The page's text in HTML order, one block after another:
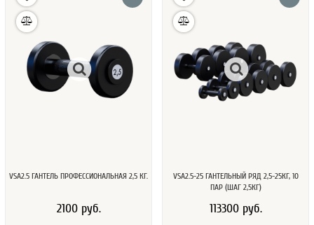
VSA2.5 ГАНТЕЛЬ ПРОФЕССИОНАЛЬНАЯ 2,5 КГ.
2100 руб.
VSA2.5-25 ГАНТЕЛЬНЫЙ РЯД 2,5-25КГ, 10
ПАР (ШАГ 2,5КГ)
113300 руб.